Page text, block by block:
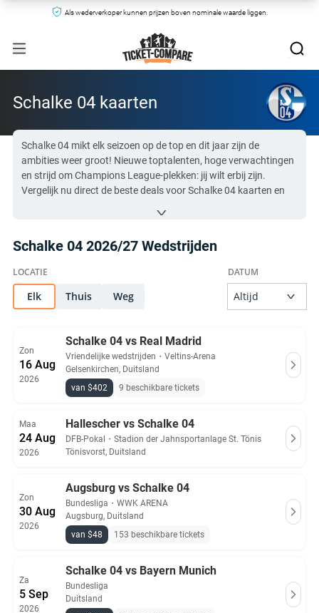
Als wederverkoper kunnen prijzen boven nominale waarde liggen.
Schalke 04 kaarten
Schalke 04 mikt elk seizoen op de top en dit jaar zijn de
ambities weer groot! Nieuwe toptalenten, hoge verwachtingen
en strijd om Champions League-plekken: jij wilt erbij zijn.
Vergelijk nu direct de beste deals voor Schalke 04 kaarten en
Alle Schalke 04 kaarten op Ticket-Compare.com zijn
Schalke 04 2026/27 Wedstrijden
Elk Thuis Weg
Zon
16 Aug
2026
Schalke 04 vs Real Madrid
Vriendelijke wedstrijden ・ Veltins-Arena
Gelsenkirchen, Duitsland
van $402
9 beschikbare tickets
Maa
24 Aug
2026
Hallescher vs Schalke 04
DFB-Pokal ・ Stadion der Jahnsportanlage St. Tönis
Tönisvorst, Duitsland
Zon
30 Aug
2026
Augsburg vs Schalke 04
Bundesliga ・ WWK ARENA
Augsburg, Duitsland
van $48
153 beschikbare tickets
Za
5 Sep
2026
Schalke 04 vs Bayern Munich
Bundesliga
Duitsland